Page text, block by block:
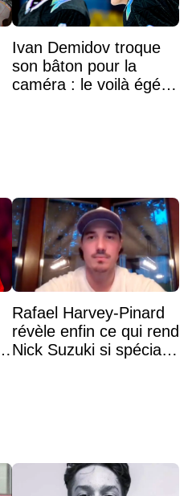
Ivan Demidov troque
son bâton pour la
caméra : le voilà égérie
Rafael Harvey-Pinard
révèle enfin ce qui rend
Nick Suzuki si spécial